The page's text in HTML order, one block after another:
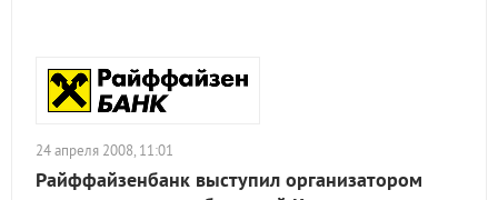
24 апреля 2008, 11:01
Райффайзенбанк выступил организатором